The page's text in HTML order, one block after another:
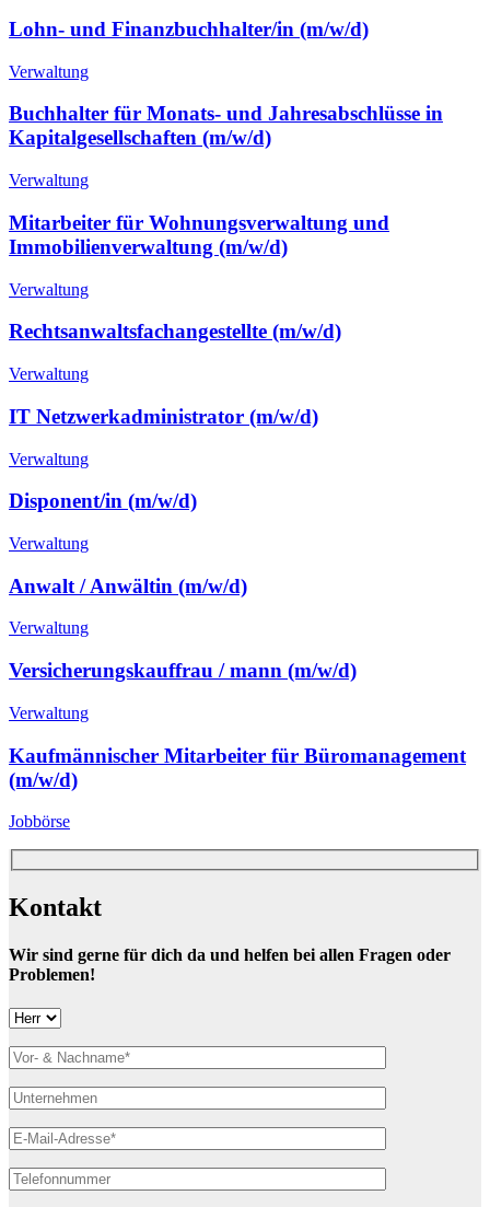
Lohn- und Finanzbuchhalter/in (m/w/d)
Verwaltung
Buchhalter für Monats- und Jahresabschlüsse in
Kapitalgesellschaften (m/w/d)
Verwaltung
Mitarbeiter für Wohnungsverwaltung und
Immobilienverwaltung (m/w/d)
Verwaltung
Rechtsanwaltsfachangestellte (m/w/d)
Verwaltung
IT Netzwerkadministrator (m/w/d)
Verwaltung
Disponent/in (m/w/d)
Verwaltung
Anwalt / Anwältin (m/w/d)
Verwaltung
Versicherungskauffrau / mann (m/w/d)
Verwaltung
Kaufmännischer Mitarbeiter für Büromanagement
(m/w/d)
Jobbörse
Kontakt
Wir sind gerne für dich da und helfen bei allen Fragen oder
Problemen!